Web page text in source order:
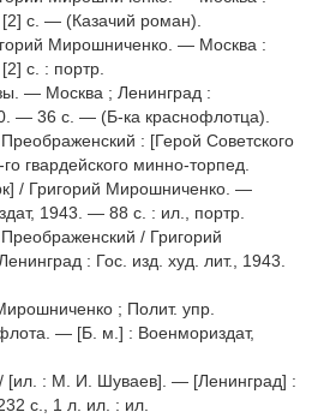
с. — (Казачий роман).
Мирошниченко. — Москва :
с. : портр.
— Москва ; Ленинград :
— 36 с. — (Б-ка краснофлотца).
: [Герой Советского
гвардейского минно-торпед.
/ Григорий Мирошниченко. —
1943. — 88 с. : ил., портр.
/ Григорий
: Гос. изд. худ. лит., 1943.
; Полит. упр.
— [Б. м.] : Военмориздат,
/ [ил. : М. И. Шуваев]. — [Ленинград] :
с., 1 л. ил. : ил.